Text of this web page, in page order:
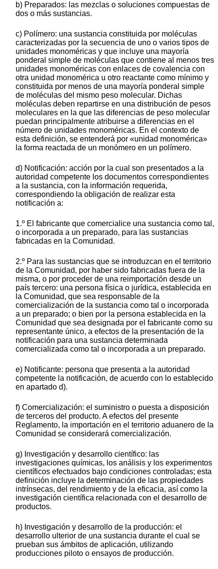
b) Preparados: las mezclas o soluciones compuestas de
dos o más sustancias.
c) Polímero: una sustancia constituida por moléculas
caracterizadas por la secuencia de uno o varios tipos de
unidades monoméricas y que incluye una mayoría
ponderal simple de moléculas que contiene al menos tres
unidades monoméricas con enlaces de covalencia con
otra unidad monomérica u otro reactante como mínimo y
constituida por menos de una mayoría ponderal simple
de moléculas del mismo peso molecular. Dichas
moléculas deben repartirse en una distribución de pesos
moleculares en la que las diferencias de peso molecular
puedan principalmente atribuirse a diferencias en el
número de unidades monoméricas. En el contexto de
esta definición, se entenderá por «unidad monomérica»
la forma reactada de un monómero en un polímero.
d) Notificación: acción por la cual son presentados a la
autoridad competente los documentos correspondientes
a la sustancia, con la información requerida,
correspondiendo la obligación de realizar esta
notificación a:
1.º El fabricante que comercialice una sustancia como tal,
o incorporada a un preparado, para las sustancias
fabricadas en la Comunidad.
2.º Para las sustancias que se introduzcan en el territorio
de la Comunidad, por haber sido fabricadas fuera de la
misma, o por proceder de una reimportación desde un
país tercero: una persona física o jurídica, establecida en
la Comunidad, que sea responsable de la
comercialización de la sustancia como tal o incorporada
a un preparado; o bien por la persona establecida en la
Comunidad que sea designada por el fabricante como su
representante único, a efectos de la presentación de la
notificación para una sustancia determinada
comercializada como tal o incorporada a un preparado.
e) Notificante: persona que presenta a la autoridad
competente la notificación, de acuerdo con lo establecido
en apartado d).
f) Comercialización: el suministro o puesta a disposición
de terceros del producto. A efectos del presente
Reglamento, la importación en el territorio aduanero de la
Comunidad se considerará comercialización.
g) Investigación y desarrollo científico: las
investigaciones químicas, los análisis y los experimentos
científicos efectuados bajo condiciones controladas; esta
definición incluye la determinación de las propiedades
intrínsecas, del rendimiento y de la eficacia, así como la
investigación científica relacionada con el desarrollo de
productos.
h) Investigación y desarrollo de la producción: el
desarrollo ulterior de una sustancia durante el cual se
prueban sus ámbitos de aplicación, utilizando
producciones piloto o ensayos de producción.